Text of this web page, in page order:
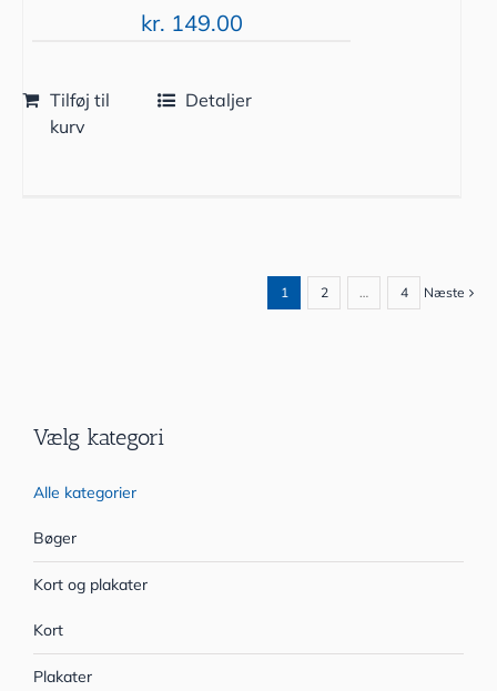
kr. 149.00
Tilføj til
kurv
Detaljer
1 2 … 4 Næste
Vælg kategori
Alle kategorier
Bøger
Kort og plakater
Kort
Plakater